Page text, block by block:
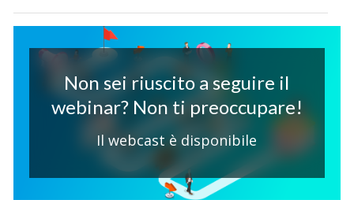
Non sei riuscito a seguire il
webinar? Non ti preoccupare!
Il webcast è disponibile